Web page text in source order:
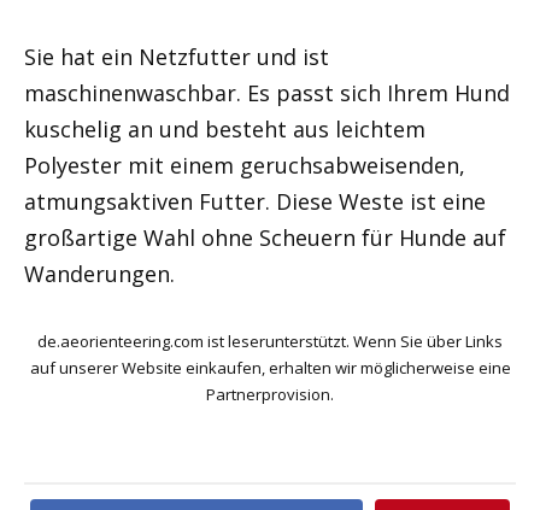
Sie hat ein Netzfutter und ist
maschinenwaschbar. Es passt sich Ihrem Hund
kuschelig an und besteht aus leichtem
Polyester mit einem geruchsabweisenden,
atmungsaktiven Futter. Diese Weste ist eine
großartige Wahl ohne Scheuern für Hunde auf
Wanderungen.
de.aeorienteering.com ist leserunterstützt. Wenn Sie über Links
auf unserer Website einkaufen, erhalten wir möglicherweise eine
Partnerprovision.